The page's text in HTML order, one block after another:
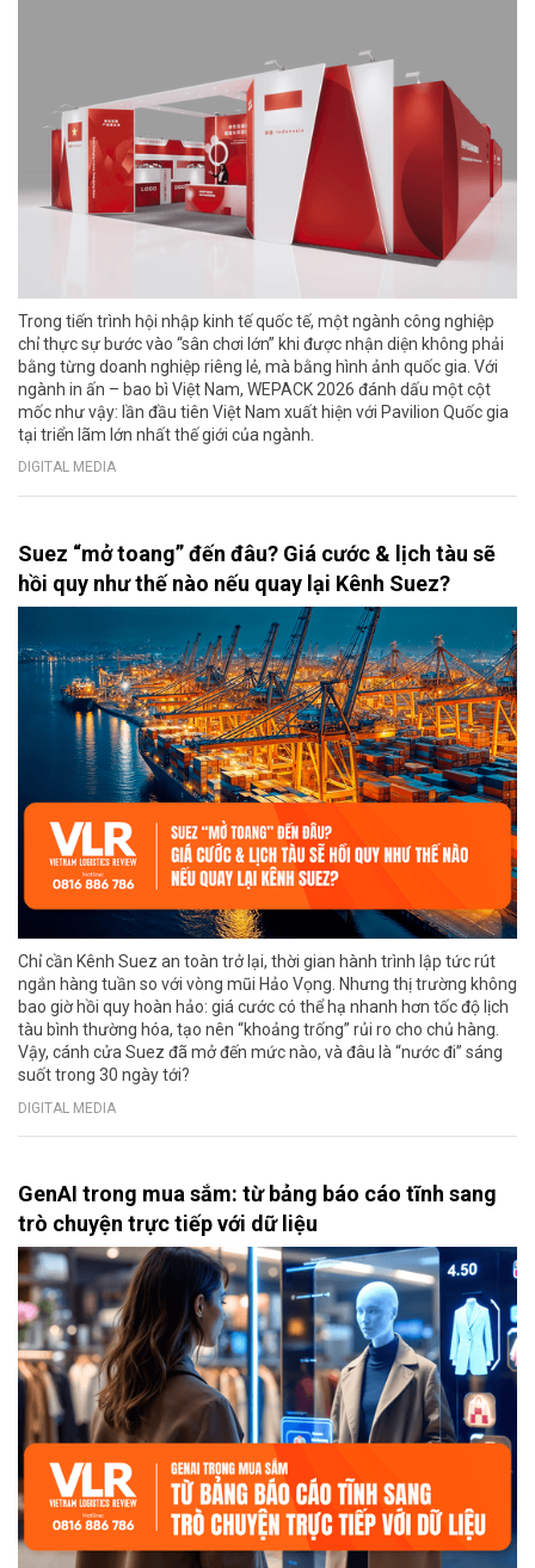
Trong tiến trình hội nhập kinh tế quốc tế, một ngành công nghiệp
chỉ thực sự bước vào “sân chơi lớn” khi được nhận diện không phải
bằng từng doanh nghiệp riêng lẻ, mà bằng hình ảnh quốc gia. Với
ngành in ấn – bao bì Việt Nam, WEPACK 2026 đánh dấu một cột
mốc như vậy: lần đầu tiên Việt Nam xuất hiện với Pavilion Quốc gia
tại triển lãm lớn nhất thế giới của ngành.
DIGITAL MEDIA
Suez “mở toang” đến đâu? Giá cước & lịch tàu sẽ
hồi quy như thế nào nếu quay lại Kênh Suez?
Chỉ cần Kênh Suez an toàn trở lại, thời gian hành trình lập tức rút
ngắn hàng tuần so với vòng mũi Hảo Vọng. Nhưng thị trường không
bao giờ hồi quy hoàn hảo: giá cước có thể hạ nhanh hơn tốc độ lịch
tàu bình thường hóa, tạo nên “khoảng trống” rủi ro cho chủ hàng.
Vậy, cánh cửa Suez đã mở đến mức nào, và đâu là “nước đi” sáng
suốt trong 30 ngày tới?
DIGITAL MEDIA
GenAI trong mua sắm: từ bảng báo cáo tĩnh sang
trò chuyện trực tiếp với dữ liệu